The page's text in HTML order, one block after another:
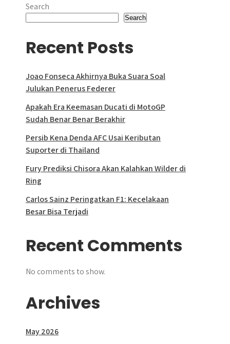
Search
Search
Recent Posts
Joao Fonseca Akhirnya Buka Suara Soal
Julukan Penerus Federer
Apakah Era Keemasan Ducati di MotoGP
Sudah Benar Benar Berakhir
Persib Kena Denda AFC Usai Keributan
Suporter di Thailand
Fury Prediksi Chisora Akan Kalahkan Wilder di
Ring
Carlos Sainz Peringatkan F1: Kecelakaan
Besar Bisa Terjadi
Recent Comments
No comments to show.
Archives
May 2026